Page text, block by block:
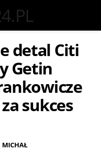
detal Citi
Getin
sukces
MICHAŁ